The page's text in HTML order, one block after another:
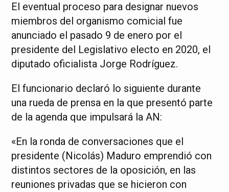
El eventual proceso para designar nuevos
miembros del organismo comicial fue
anunciado el pasado 9 de enero por el
presidente del Legislativo electo en 2020, el
diputado oficialista Jorge Rodríguez.
El funcionario declaró lo siguiente durante
una rueda de prensa en la que presentó parte
de la agenda que impulsará la AN:
«En la ronda de conversaciones que el
presidente (Nicolás) Maduro emprendió con
distintos sectores de la oposición, en las
reuniones privadas que se hicieron con